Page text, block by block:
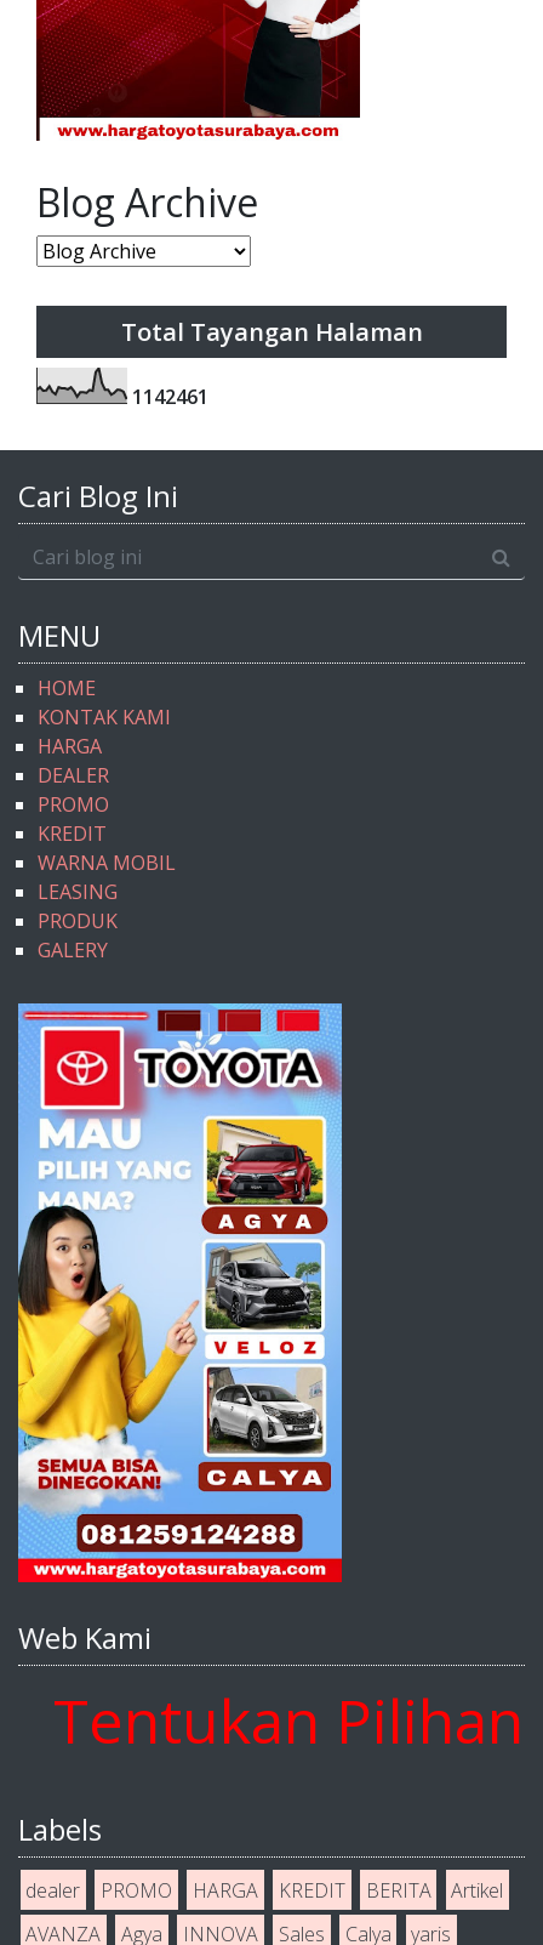
Blog Archive
Total Tayangan Halaman
1142461
Cari Blog Ini
MENU
HOME
KONTAK KAMI
HARGA
DEALER
PROMO
KREDIT
WARNA MOBIL
LEASING
PRODUK
GALERY
Web Kami
Pilihan
Labels
dealer PROMO HARGA KREDIT BERITA
Artikel
AVANZA
Agya INNOVA Sales Calya
yaris